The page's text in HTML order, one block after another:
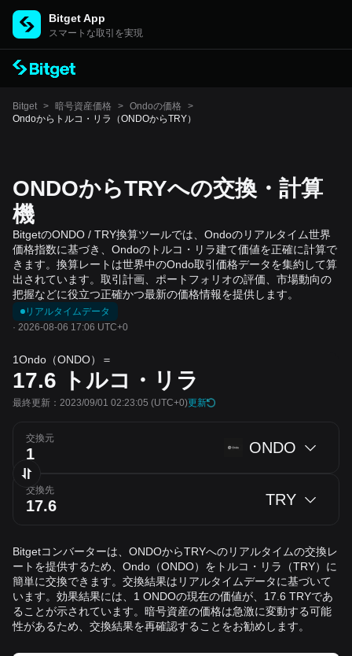
Bitget App
スマートな取引を実現
Bitget > 暗号資産価格 > Ondoの価格
>
Ondoからトルコ・リラ（ONDOからTRY）
ONDOからTRYへの交換・計算
機
BitgetのONDO / TRY換算ツールでは、Ondoのリアルタイム世界
価格指数に基づき、Ondoのトルコ・リラ建て価値を正確に計算で
きます。換算レートは世界中のOndo取引価格データを集約して算
出されています。取引計画、ポートフォリオの評価、市場動向の
把握などに役立つ正確かつ最新の価格情報を提供します。
リアルタイムデータ
· 2026-08-06 17:06 UTC+0
1Ondo（ONDO）＝
17.6 トルコ・リラ
最終更新：2023/09/01 02:23:05 (UTC+0)更新
交換元
ONDO
交換先
TRY
Bitgetコンバーターは、ONDOからTRYへのリアルタイムの交換レ
ートを提供するため、Ondo（ONDO）をトルコ・リラ（TRY）に
簡単に交換できます。交換結果はリアルタイムデータに基づいて
います。効果結果には、1 ONDOの現在の価値が、17.6 TRYであ
ることが示されています。暗号資産の価格は急激に変動する可能
性があるため、交換結果を再確認することをお勧めします。